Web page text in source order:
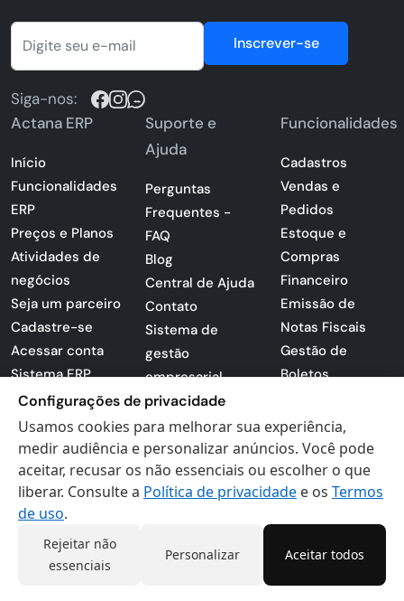
Inscrever-se
Siga-nos:
Actana ERP
Início
Funcionalidades
ERP
Preços e Planos
Atividades de
negócios
Seja um parceiro
Cadastre-se
Acessar conta
Sistema ERP
Apresentação
PDF
Loja -
Certificados
Digitais
Suporte e
Ajuda
Perguntas
Frequentes -
FAQ
Blog
Central de Ajuda
Contato
Sistema de
gestão
empresarial
Sistema para
lojas
Preferências de
cookies
Politica de
Funcionalidades
Cadastros
Vendas e
Pedidos
Estoque e
Compras
Financeiro
Emissão de
Notas Fiscais
Gestão de
Boletos
Configurações de privacidade
Usamos cookies para melhorar sua experiência,
medir audiência e personalizar anúncios. Você pode
aceitar, recusar os não essenciais ou escolher o que
liberar. Consulte a Política de privacidade e os Termos
de uso.
Rejeitar não
essenciais
Personalizar Aceitar todos